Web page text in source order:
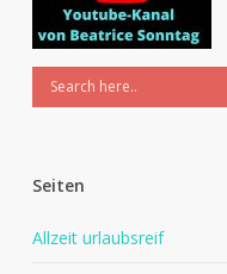
Seiten
Allzeit urlaubsreif